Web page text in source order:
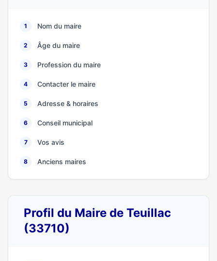
1 Nom du maire
2 Âge du maire
3 Profession du maire
4 Contacter le maire
5 Adresse & horaires
6 Conseil municipal
7 Vos avis
8 Anciens maires
Profil du Maire de Teuillac
(33710)